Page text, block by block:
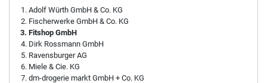
Adolf Würth GmbH & Co. KG
Fischerwerke GmbH & Co. KG
Fitshop GmbH
Dirk Rossmann GmbH
Ravensburger AG
Miele & Cie. KG
dm-drogerie markt GmbH + Co. KG